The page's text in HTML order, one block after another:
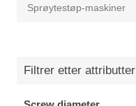
Sprøytestøp-maskiner
Filtrer etter attributter